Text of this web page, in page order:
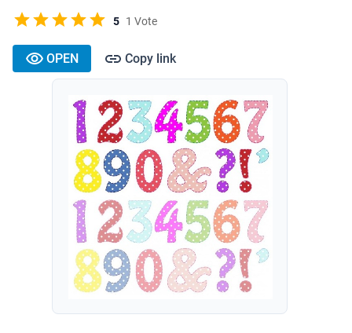
5 1 Vote
OPEN Copy link